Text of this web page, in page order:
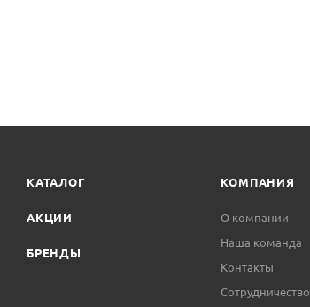
КАТАЛОГ
АКЦИИ
БРЕНДЫ
КОМПАНИЯ
О компании
Наша команда
Контакты
Сотрудничество